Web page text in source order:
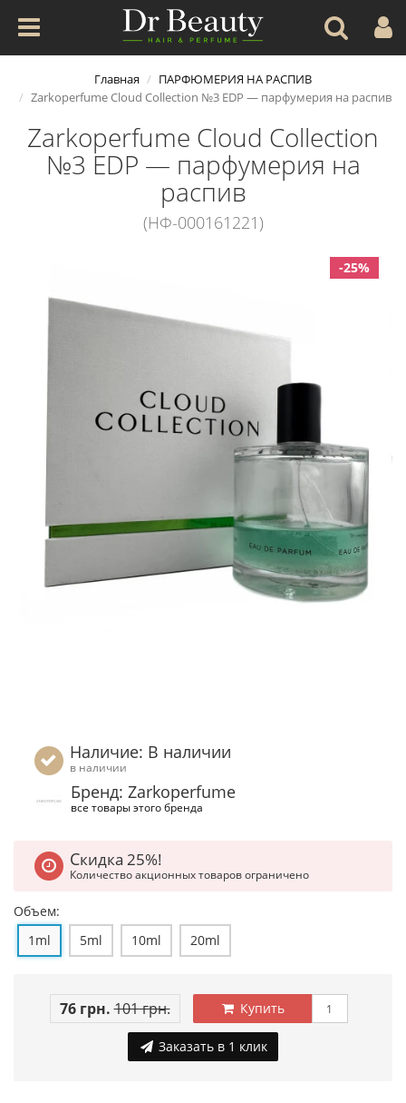
Главная
ПАРФЮМЕРИЯ НА РАСПИВ
Zarkoperfume Cloud Collection №3 EDP — парфумерия на распив
Zarkoperfume Cloud Collection
№3 EDP — парфумерия на
распив
(НФ-000161221)
-25%
Наличие: В наличии
в наличии
Бренд: Zarkoperfume
все товары этого бренда
Скидка 25%!
Количество акционных товаров ограничено
Объем:
1ml
5ml 10ml 20ml
76 грн. 101 грн. Купить
Заказать в 1 клик